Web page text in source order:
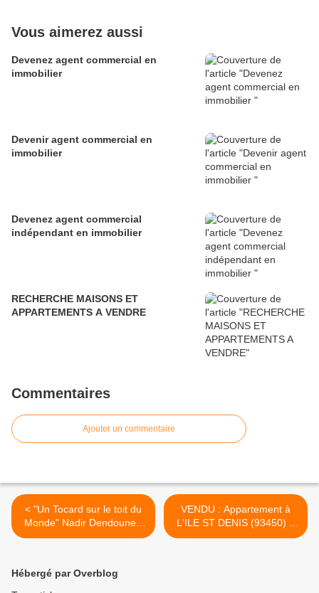
Vous aimerez aussi
Devenez agent commercial en
immobilier
Devenir agent commercial en
immobilier
Devenez agent commercial
indépendant en immobilier
RECHERCHE MAISONS ET
APPARTEMENTS A VENDRE
Commentaires
Ajouter un commentaire
< "Un Tocard sur le toit du
Monde" Nadir Dendoune -
L'Ile Saint-Denis
VENDU : Appartement à
L'ILE ST DENIS (93450) 1
pièce de 38 m² >
Hébergé par Overblog